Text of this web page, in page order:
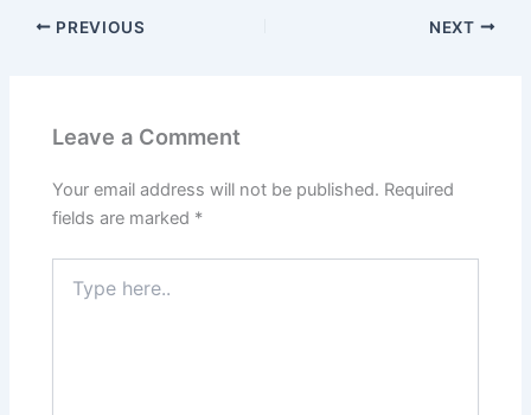
PREVIOUS NEXT
Leave a Comment
Your email address will not be published. Required
fields are marked *
here..